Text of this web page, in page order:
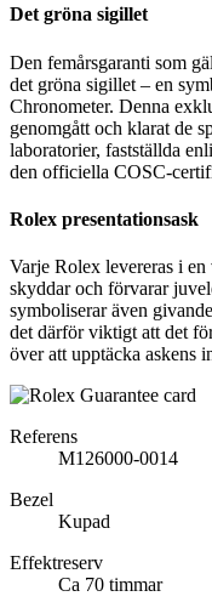
Det gröna sigillet
Den femårsgaranti som
det gröna sigillet – en
Chronometer. Denna
genomgått och klarat de
laboratorier, fastställda
den officiella COSC-
Rolex presentationsask
Varje Rolex levereras i en
skyddar och förvarar
symboliserar även
det därför viktigt att det
över att upptäcka askens
Referens
M126000-0014
Bezel
Kupad
Effektreserv
Ca 70 timmar